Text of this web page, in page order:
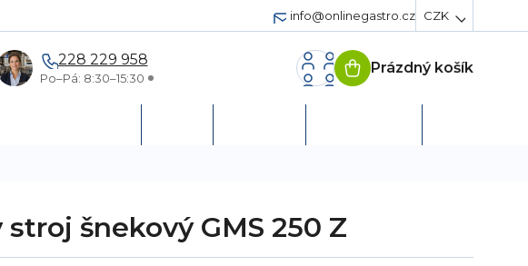
info@onlinegastro.cz CZK
228 229 958
Po–Pá: 8:30–15:30
Nákupní
Prázdný košík
stroj šnekový GMS 250 Z